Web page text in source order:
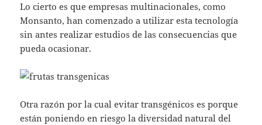
Lo cierto es que empresas multinacionales, como
Monsanto, han comenzado a utilizar esta tecnología
sin antes realizar estudios de las consecuencias que
pueda ocasionar.
Otra razón por la cual evitar transgénicos es porque
están poniendo en riesgo la diversidad natural del